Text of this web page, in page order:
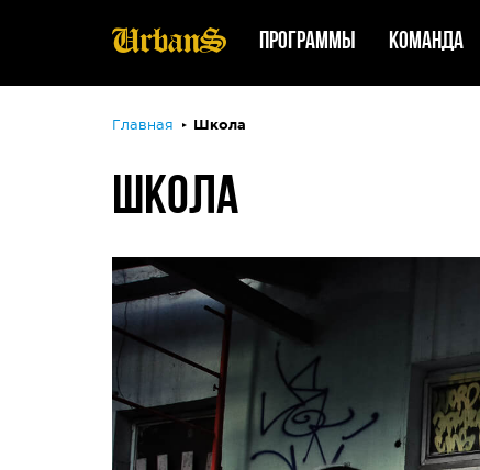
Программы Команда
Главная Школа
ШКОЛА